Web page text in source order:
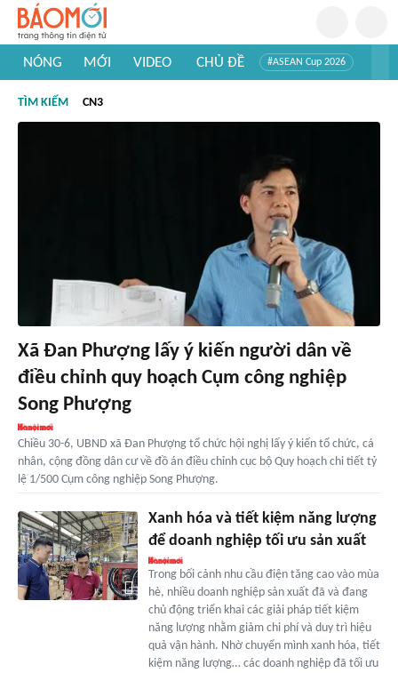
NÓNG MỚI VIDEO CHỦ ĐỀ #ASEAN Cup 2026
#Khám phá thế giới
TÌM KIẾM CN3
Xã Đan Phượng lấy ý kiến người dân về
điều chỉnh quy hoạch Cụm công nghiệp
Song Phượng
Chiều 30-6, UBND xã Đan Phượng tổ chức hội nghị lấy ý kiến tổ chức, cá
nhân, cộng đồng dân cư về đồ án điều chỉnh cục bộ Quy hoạch chi tiết tỷ
lệ 1/500 Cụm công nghiệp Song Phượng.
Xanh hóa và tiết kiệm năng lượng
để doanh nghiệp tối ưu sản xuất
Trong bối cảnh nhu cầu điện tăng cao vào mùa
hè, nhiều doanh nghiệp sản xuất đã và đang
chủ động triển khai các giải pháp tiết kiệm
năng lượng nhằm giảm chi phí và duy trì hiệu
quả vận hành. Nhờ chuyển mình xanh hóa, tiết
kiệm năng lượng… các doanh nghiệp đã tối ưu